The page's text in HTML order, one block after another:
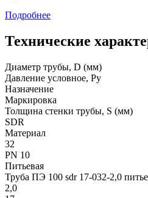
Подробнее
Технические
Диаметр трубы, D (мм)
Давление условное, Ру
Назначение
Маркировка
Толщина стенки трубы, S (мм)
SDR
Материал
32
PN 10
Питьевая
Труба ПЭ 100 sdr 17-032-2,0
2,0